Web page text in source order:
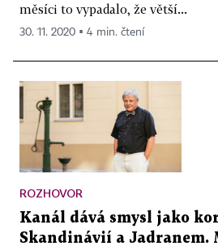
měsíci to vypadalo, že větší...
30. 11. 2020 ▪ 4 min. čtení
ROZHOVOR
Kanál dává smysl jako
Skandinávií a Jadranem.